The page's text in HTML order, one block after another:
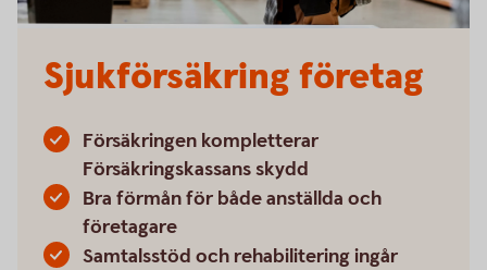
Sjukförsäkring företag
Försäkringen kompletterar
Försäkringskassans skydd
Bra förmån för både anställda och
företagare
Samtalsstöd och rehabilitering ingår